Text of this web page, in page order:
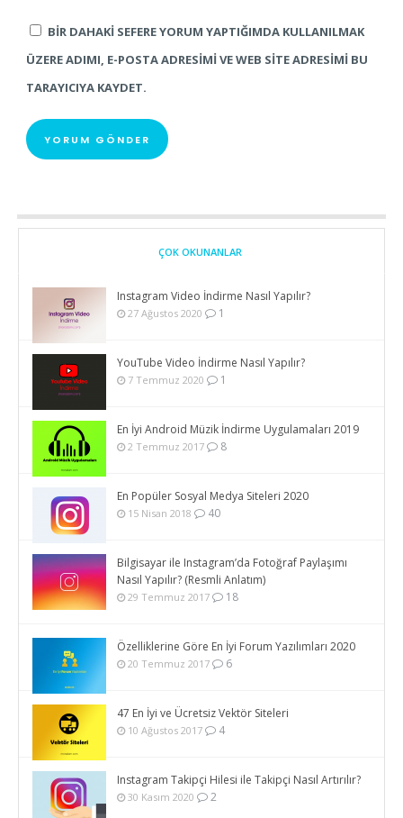
BIR DAHAKI SEFERE YORUM YAPTIĞIMDA KULLANILMAK
ÜZERE ADIMI, E-POSTA ADRESIMI VE WEB SITE ADRESIMI BU
TARAYICIYA KAYDET.
ÇOK OKUNANLAR
Instagram Video İndirme Nasıl Yapılır?
27 Ağustos 2020 1
YouTube Video İndirme Nasıl Yapılır?
7 Temmuz 2020 1
En İyi Android Müzik İndirme Uygulamaları 2019
2 Temmuz 2017 8
En Popüler Sosyal Medya Siteleri 2020
15 Nisan 2018 40
Bilgisayar ile Instagram’da Fotoğraf Paylaşımı
Nasıl Yapılır? (Resmli Anlatım)
29 Temmuz 2017 18
Özelliklerine Göre En İyi Forum Yazılımları 2020
20 Temmuz 2017 6
47 En İyi ve Ücretsiz Vektör Siteleri
10 Ağustos 2017 4
Instagram Takipçi Hilesi ile Takipçi Nasıl Artırılır?
30 Kasım 2020 2